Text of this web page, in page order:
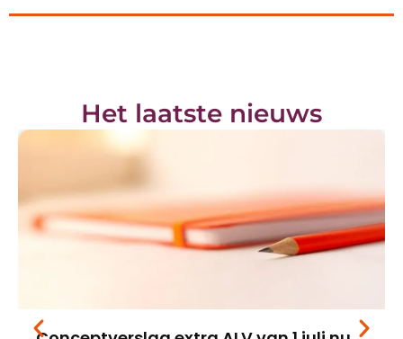
Het laatste nieuws